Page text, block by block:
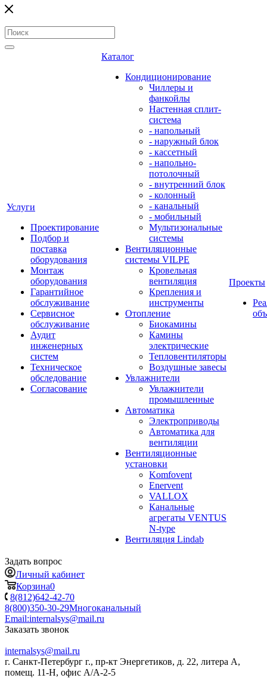
Услуги
Проектирование
Подбор и
поставка
оборудования
Монтаж
оборудования
Гарантийное
обслуживание
Сервисное
обслуживание
Аудит
инженерных
систем
Техническое
обследование
Согласование
Каталог
Кондиционирование
Чиллеры и
фанкойлы
Настенная сплит-
система
- напольный
- наружный блок
- кассетный
- напольно-
потолочный
- внутренний блок
- колонный
- канальный
- мобильный
Мультизональные
системы
Вентиляционные
системы VILPE
Кровельная
вентиляция
Крепления и
инструменты
Отопление
Биокамины
Камины
электрические
Тепловентиляторы
Воздушные завесы
Увлажнители
Увлажнители
промышленные
Автоматика
Электроприводы
Автоматика для
вентиляции
Вентиляционные
установки
Komfovent
Enervent
VALLOX
Канальные
агрегаты VENTUS
N-type
Вентиляция Lindab
Проекты
Задать вопрос
Личный кабинет
Корзина0
8(812)642-42-70
8(800)350-30-29Многоканальный
Email:internalsys@mail.ru
Заказать звонок
internalsys@mail.ru
г. Санкт-Петербург г., пр-кт Энергетиков, д. 22, литера А,
помещ. 11-Н, офис А/А-2-5